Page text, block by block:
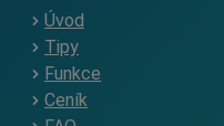
Úvod
Tipy
Funkce
Ceník